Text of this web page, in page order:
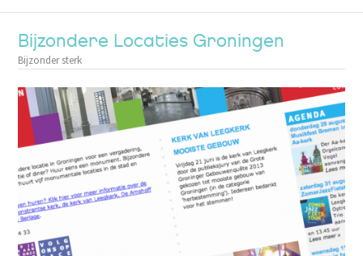
Bijzondere Locaties Groningen
Bijzonder sterk